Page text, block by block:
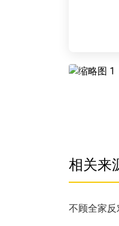
相关来
不顾全家反